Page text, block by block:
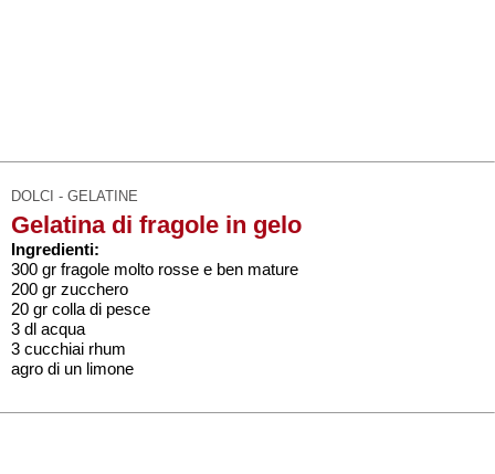
DOLCI - GELATINE
Gelatina di fragole in gelo
Ingredienti:
300 gr fragole molto rosse e ben mature
200 gr zucchero
20 gr colla di pesce
3 dl acqua
3 cucchiai rhum
agro di un limone